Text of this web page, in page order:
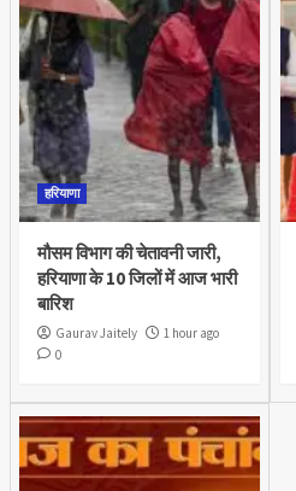
हरियाणा
मौसम विभाग की चेतावनी जारी,
हरियाणा के 10 जिलों में आज भारी
बारिश
Gaurav Jaitely
1 hour ago
0